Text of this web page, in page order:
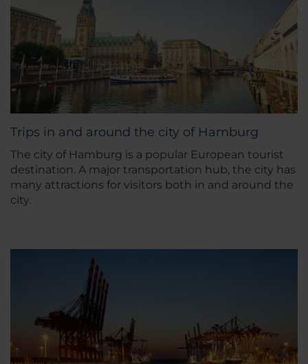
Trips in and around the city of Hamburg
The city of Hamburg is a popular European tourist
destination. A major transportation hub, the city has
many attractions for visitors both in and around the
city.